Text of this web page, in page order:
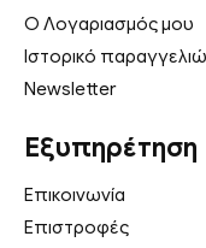
Ο Λογαριασμός μου
Ιστορικό
Newsletter
Εξυπηρέτηση
Επικοινωνία
Επιστροφές